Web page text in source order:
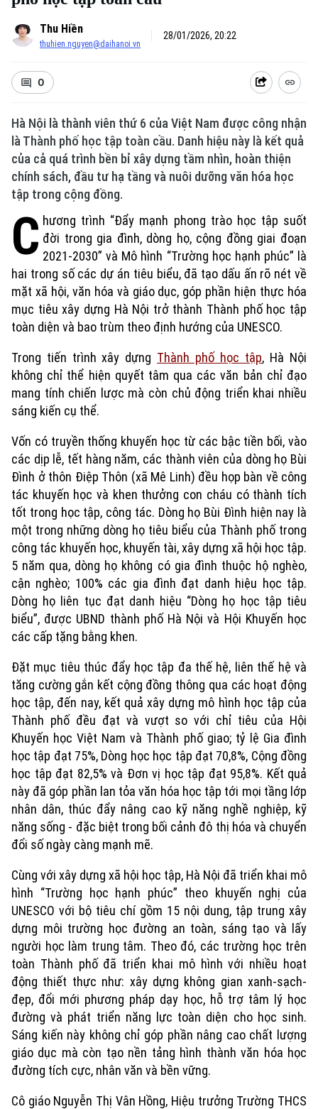
Xu hướng
Thu Hiền
thuhien.nguyen@daihanoi.vn
28/01/2026, 20:22
0
Hà Nội là thành viên thứ 6 của Việt Nam được công nhận
là Thành phố học tập toàn cầu. Danh hiệu này là kết quả
của cả quá trình bền bỉ xây dựng tầm nhìn, hoàn thiện
chính sách, đầu tư hạ tầng và nuôi dưỡng văn hóa học
tập trong cộng đồng.
C hương trình “Đẩy mạnh phong trào học tập suốt
đời trong gia đình, dòng họ, cộng đồng giai đoạn
2021-2030” và Mô hình “Trường học hạnh phúc” là
hai trong số các dự án tiêu biểu, đã tạo dấu ấn rõ nét về
mặt xã hội, văn hóa và giáo dục, góp phần hiện thực hóa
mục tiêu xây dựng Hà Nội trở thành Thành phố học tập
toàn diện và bao trùm theo định hướng của UNESCO.
Trong tiến trình xây dựng Thành phố học tập, Hà Nội
không chỉ thể hiện quyết tâm qua các văn bản chỉ đạo
mang tính chiến lược mà còn chủ động triển khai nhiều
sáng kiến cụ thể.
Vốn có truyền thống khuyến học từ các bậc tiền bối, vào
các dịp lễ, tết hàng năm, các thành viên của dòng họ Bùi
Đình ở thôn Điệp Thôn (xã Mê Linh) đều họp bàn về công
tác khuyến học và khen thưởng con cháu có thành tích
tốt trong học tập, công tác. Dòng họ Bùi Đình hiện nay là
một trong những dòng họ tiêu biểu của Thành phố trong
công tác khuyến học, khuyến tài, xây dựng xã hội học tập.
5 năm qua, dòng họ không có gia đình thuộc hộ nghèo,
cận nghèo; 100% các gia đình đạt danh hiệu học tập.
Dòng họ liên tục đạt danh hiệu “Dòng họ học tập tiêu
biểu”, được UBND thành phố Hà Nội và Hội Khuyến học
các cấp tặng bằng khen.
Đặt mục tiêu thúc đẩy học tập đa thế hệ, liên thế hệ và
tăng cường gắn kết cộng đồng thông qua các hoạt động
học tập, đến nay, kết quả xây dựng mô hình học tập của
Thành phố đều đạt và vượt so với chỉ tiêu của Hội
Khuyến học Việt Nam và Thành phố giao; tỷ lệ Gia đình
học tập đạt 75%, Dòng học học tập đạt 70,8%, Cộng đồng
học tập đạt 82,5% và Đơn vị học tập đạt 95,8%. Kết quả
này đã góp phần lan tỏa văn hóa học tập tới mọi tầng lớp
nhân dân, thúc đẩy nâng cao kỹ năng nghề nghiệp, kỹ
năng sống - đặc biệt trong bối cảnh đô thị hóa và chuyển
đổi số ngày càng mạnh mẽ.
Cùng với xây dựng xã hội học tập, Hà Nội đã triển khai mô
hình “Trường học hạnh phúc” theo khuyến nghị của
UNESCO với bộ tiêu chí gồm 15 nội dung, tập trung xây
dựng môi trường học đường an toàn, sáng tạo và lấy
người học làm trung tâm. Theo đó, các trường học trên
toàn Thành phố đã triển khai mô hình với nhiều hoạt
động thiết thực như: xây dựng không gian xanh-sạch-
đẹp, đổi mới phương pháp dạy học, hỗ trợ tâm lý học
đường và phát triển năng lực toàn diện cho học sinh.
Sáng kiến này không chỉ góp phần nâng cao chất lượng
giáo dục mà còn tạo nền tảng hình thành văn hóa học
đường tích cực, nhân văn và bền vững.
Cô giáo Nguyễn Thị Vân Hồng, Hiệu trưởng Trường THCS